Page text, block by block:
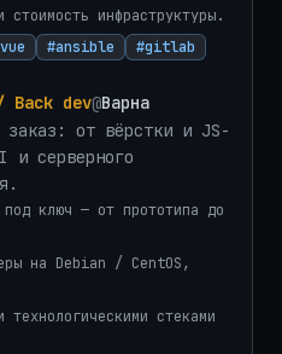
стоимость инфраструктуры.
#ansible #gitlab
Back dev@Варна
заказ: от вёрстки и JS-
и серверного
под ключ — от прототипа до
на Debian / CentOS,
технологическими стеками